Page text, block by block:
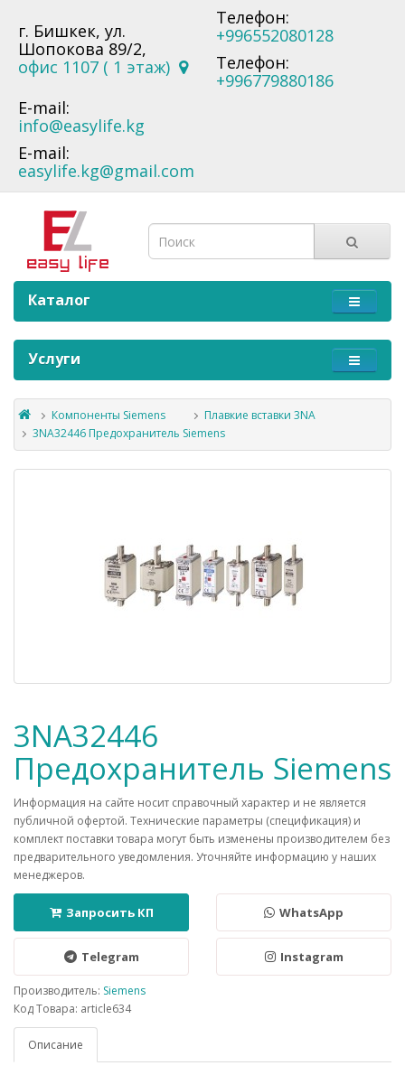
г. Бишкек, ул.
Шопокова 89/2,
офис 1107 ( 1 этаж)
Телефон:
+996552080128
Телефон:
+996779880186
E-mail:
info@easylife.kg
E-mail:
easylife.kg@gmail.com
Каталог
Услуги
Компоненты Siemens
Плавкие вставки 3NA
3NA32446 Предохранитель Siemens
3NA32446
Предохранитель Siemens
Информация на сайте носит справочный характер и не является
публичной офертой. Технические параметры (спецификация) и
комплект поставки товара могут быть изменены производителем без
предварительного уведомления. Уточняйте информацию у наших
менеджеров.
Запросить КП WhatsApp
Telegram Instagram
Производитель: Siemens
Код Товара: article634
Описание